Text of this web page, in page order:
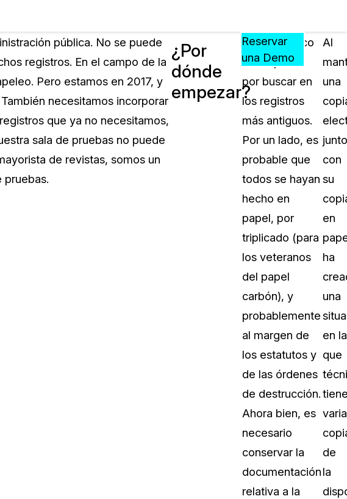
¿QUIÉN
CASEGUARD?
Transportación
La Atención Médica
PreciosRecursos
APRENDA,
CONECTE
Y
CREZCA
CON
Preguntas Frecuentes
CaseGuard
Artículos
Redacte archivos de video con
algoritmo mejorado
Casos Practicos
sus necesidades de redacción
Centro de Ayuda
Obtenga respuestas a sus
CaseGuard
Videoteca
CaseGuard. Práctica nuevas
aprender
Recomendaciones
Eventos
Reservar
una Demo
pública. No se puede
registros. En el campo de la
Pero estamos en 2017, y
necesitamos incorporar
que ya no necesitamos,
sala de pruebas no puede
de revistas, somos un
pruebas.
¿Por
dónde
empezar?
Lo más lógico
es empezar
por buscar en
los registros
más antiguos.
Por un lado, es
probable que
todos se hayan
hecho en
papel, por
triplicado (para
los veteranos
del papel
carbón), y
probablemente
al margen de
los estatutos y
de las órdenes
de destrucción.
Ahora bien, es
necesario
conservar la
documentación
relativa a la
Al
una
junto
con
su
en
ha
una
en la
que
de
la